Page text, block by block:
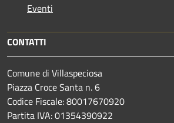
Eventi
CONTATTI
Comune di Villaspeciosa
Piazza Croce Santa n. 6
Codice Fiscale: 80017670920
Partita IVA: 01354390922